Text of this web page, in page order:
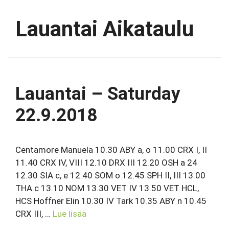
Lauantai Aikataulu
Lauantai – Saturday
22.9.2018
Centamore Manuela 10.30 ABY a, o 11.00 CRX I, II
11.40 CRX IV, VIII 12.10 DRX III 12.20 OSH a 24
12.30 SIA c, e 12.40 SOM o 12.45 SPH II, III 13.00
THA c 13.10 NOM 13.30 VET IV 13.50 VET HCL,
HCS Hoffner Elin 10.30 IV Tark 10.35 ABY n 10.45
CRX III, … Lue lisää